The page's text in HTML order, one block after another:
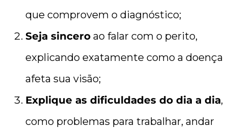
que comprovem o diagnóstico;
Seja sincero ao falar com o perito,
explicando exatamente como a doença
afeta sua visão;
Explique as dificuldades do dia a dia,
como problemas para trabalhar, andar